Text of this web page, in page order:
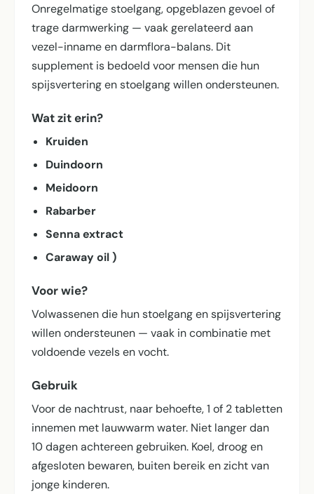
Onregelmatige stoelgang, opgeblazen gevoel of
trage darmwerking — vaak gerelateerd aan
vezel-inname en darmflora-balans. Dit
supplement is bedoeld voor mensen die hun
spijsvertering en stoelgang willen ondersteunen.
Wat zit erin?
Kruiden
Duindoorn
Meidoorn
Rabarber
Senna extract
Caraway oil )
Voor wie?
Volwassenen die hun stoelgang en spijsvertering
willen ondersteunen — vaak in combinatie met
voldoende vezels en vocht.
Gebruik
Voor de nachtrust, naar behoefte, 1 of 2 tabletten
innemen met lauwwarm water. Niet langer dan
10 dagen achtereen gebruiken. Koel, droog en
afgesloten bewaren, buiten bereik en zicht van
jonge kinderen.